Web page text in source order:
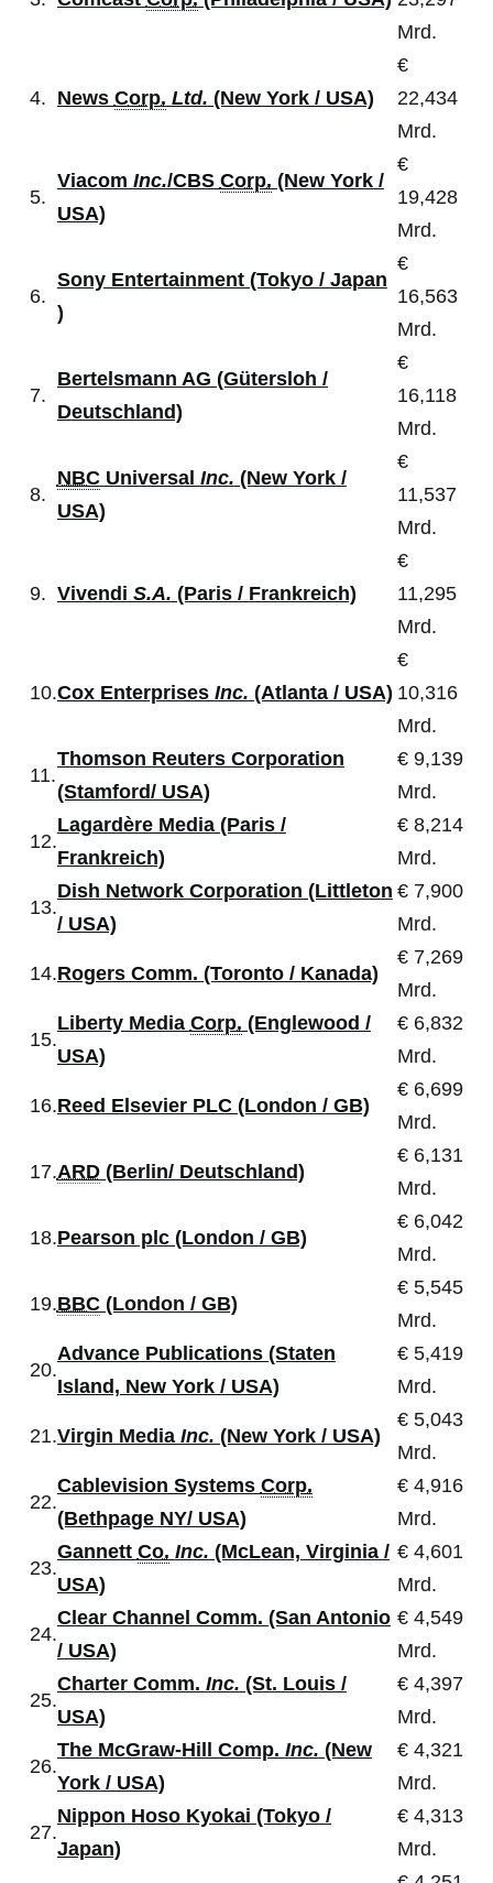
Mrd.
4. News Corp. Ltd. (New York / USA)
€
22,434
Mrd.
5.
Viacom Inc./CBS Corp. (New York /
USA)
€
19,428
Mrd.
6.
Sony Entertainment (Tokyo / Japan
)
€
16,563
Mrd.
7.
Bertelsmann AG (Gütersloh /
Deutschland)
€
16,118
Mrd.
8.
NBCUniversal Inc. (New York /
USA)
€
11,537
Mrd.
9. Vivendi S.A. (Paris / Frankreich)
€
11,295
Mrd.
10.Cox Enterprises Inc. (Atlanta / USA)
€
10,316
Mrd.
11.
Thomson Reuters Corporation
(Stamford/ USA)
€ 9,139
Mrd.
12.
Lagardère Media (Paris /
Frankreich)
€ 8,214
Mrd.
13.
Dish Network Corporation (Littleton
/ USA)
€ 7,900
Mrd.
14.Rogers Comm. (Toronto / Kanada)
€ 7,269
Mrd.
15.
Liberty Media Corp. (Englewood /
USA)
€ 6,832
Mrd.
16.Reed Elsevier PLC (London / GB)
€ 6,699
Mrd.
17.ARD(Berlin/ Deutschland)
€ 6,131
Mrd.
18.Pearson plc (London / GB)
€ 6,042
Mrd.
19.BBC(London / GB)
€ 5,545
Mrd.
20.
Advance Publications (Staten
Island, New York / USA)
€ 5,419
Mrd.
21.Virgin Media Inc. (New York / USA)
€ 5,043
Mrd.
22.
Cablevision Systems Corp.
(Bethpage NY/ USA)
€ 4,916
Mrd.
23.
Gannett Co. Inc. (McLean, Virginia /
USA)
€ 4,601
Mrd.
24.
Clear Channel Comm. (San Antonio
/ USA)
€ 4,549
Mrd.
25.
Charter Comm. Inc. (St. Louis /
USA)
€ 4,397
Mrd.
26.
The McGraw-Hill Comp. Inc. (New
York / USA)
€ 4,321
Mrd.
27.
Nippon Hoso Kyokai (Tokyo /
Japan)
€ 4,313
Mrd.